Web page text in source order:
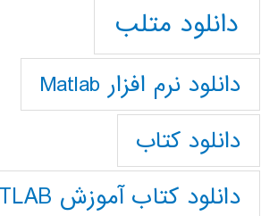
دانلود متلب
دانلود نرم افزار Matlab
دانلود کتاب
دانلود کتاب آموزش MATLAB